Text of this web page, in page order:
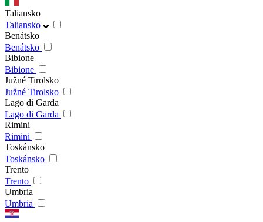
Taliansko
Taliansko
Benátsko
Benátsko
Bibione
Bibione
Južné Tirolsko
Južné Tirolsko
Lago di Garda
Lago di Garda
Rimini
Rimini
Toskánsko
Toskánsko
Trento
Trento
Umbria
Umbria